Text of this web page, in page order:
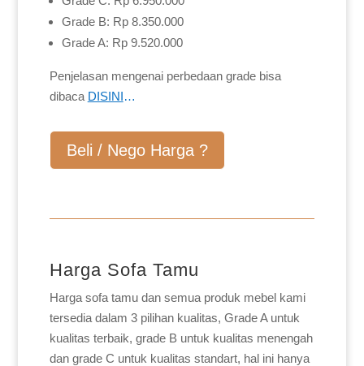
Grade B: Rp 8.350.000
Grade A: Rp 9.520.000
Penjelasan mengenai perbedaan grade bisa
dibaca DISINI…
Beli / Nego Harga ?
Harga Sofa Tamu
Harga sofa tamu dan semua produk mebel kami
tersedia dalam 3 pilihan kualitas, Grade A untuk
kualitas terbaik, grade B untuk kualitas menengah
dan grade C untuk kualitas standart, hal ini hanya